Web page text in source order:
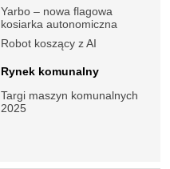
Yarbo – nowa flagowa
kosiarka autonomiczna
Robot koszący z AI
Rynek komunalny
Targi maszyn komunalnych
2025